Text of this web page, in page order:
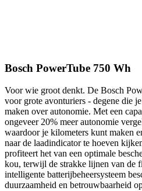
Bosch PowerTube 750 Wh
Voor wie groot denkt. De Bosch
voor grote avonturiers - degene die
maken over autonomie. Met een
ongeveer 20% meer autonomie
waardoor je kilometers kunt maken
naar de laadindicator te hoeven
profiteert het van een optimale
kou, terwijl de strakke lijnen van de
intelligente batterijbeheersysteem
duurzaamheid en betrouwbaarheid